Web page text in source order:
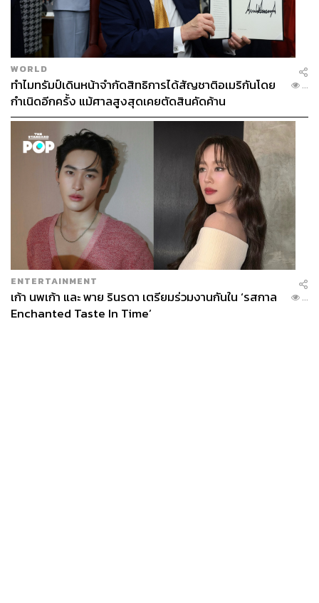
WORLD
ทำไมทรัมป์เดินหน้าจำกัดสิทธิการได้สัญชาติอเมริกันโดย
กำเนิดอีกครั้ง แม้ศาลสูงสุดเคยตัดสินคัดค้าน
...
ENTERTAINMENT
เก้า นพเก้า และ พาย รินรดา เตรียมร่วมงานกันใน ‘รสกาล
Enchanted Taste In Time’
...